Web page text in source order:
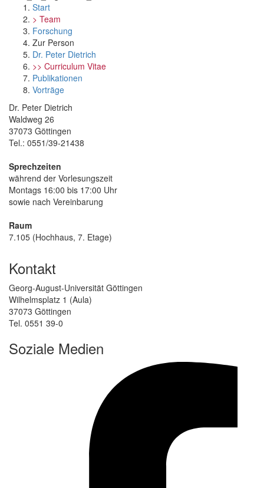
Start
> Team
Forschung
Zur Person
Dr. Peter Dietrich
>> Curriculum Vitae
Publikationen
Vorträge
Dr. Peter Dietrich
Waldweg 26
37073 Göttingen
Tel.: 0551/39-21438
Sprechzeiten
während der Vorlesungszeit
Montags 16:00 bis 17:00 Uhr
sowie nach Vereinbarung
Raum
7.105 (Hochhaus, 7. Etage)
Kontakt
Georg-August-Universität Göttingen
Wilhelmsplatz 1 (Aula)
37073 Göttingen
Tel. 0551 39-0
Soziale Medien